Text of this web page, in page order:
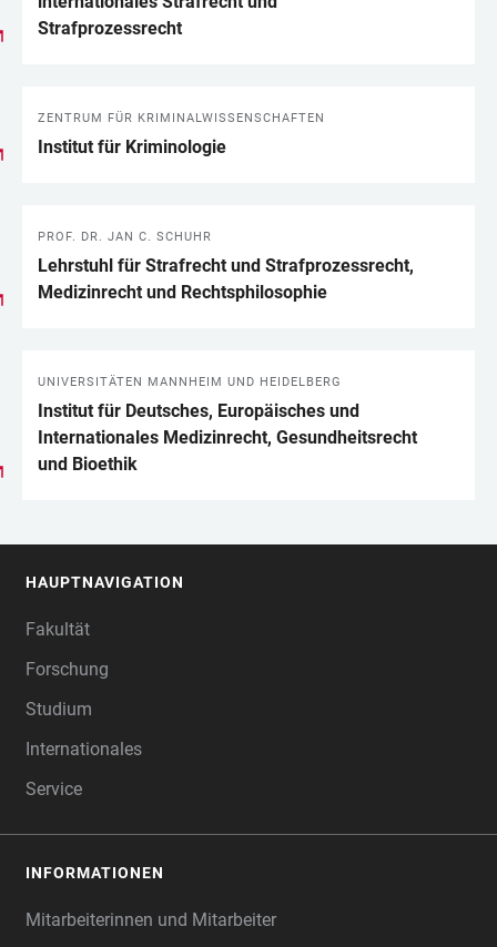
Strafprozessrecht
ZENTRUM FÜR KRIMINALWISSENSCHAFTEN
Institut für Kriminologie
PROF. DR. JAN C. SCHUHR
Lehrstuhl für Strafrecht und Strafprozessrecht,
Medizinrecht und Rechtsphilosophie
UNIVERSITÄTEN MANNHEIM UND HEIDELBERG
Institut für Deutsches, Europäisches und
Internationales Medizinrecht, Gesundheits­recht
und Bioethik
HAUPTNAVIGATION
Fakultät
Forschung
Studium
Internationales
Service
INFORMATIONEN
Mitarbeiterinnen und Mitarbeiter